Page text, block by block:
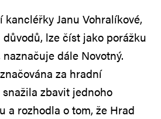
kancléřky Janu Vohralíkové,
lze číst jako porážku
dále Novotný.
za hradní
zbavit jednoho
a rozhodla o tom, že Hrad